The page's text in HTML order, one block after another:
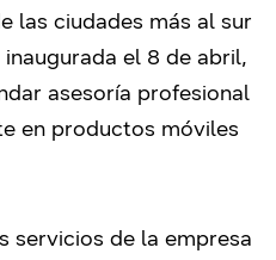
las ciudades más al sur
el 8 de abril,
asesoría profesional
en productos móviles
servicios de la empresa